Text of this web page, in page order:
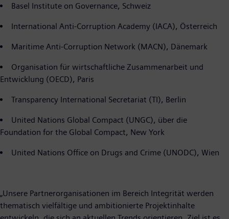
Basel Institute on Governance, Schweiz
International Anti-Corruption Academy (IACA), Österreich
Maritime Anti-Corruption Network (MACN), Dänemark
Organisation für wirtschaftliche Zusammenarbeit und
Entwicklung (OECD), Paris
Transparency International Secretariat (TI), Berlin
United Nations Global Compact (UNGC), über die
Foundation for the Global Compact, New York
United Nations Office on Drugs and Crime (UNODC), Wien
„Unsere Partnerorganisationen im Bereich Integrität werden
thematisch vielfältige und ambitionierte Projektinhalte